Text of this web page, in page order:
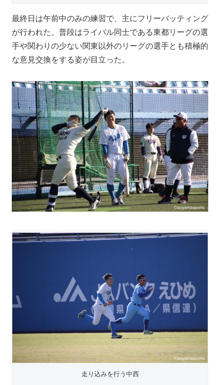
最終日は午前中のみの練習で、主にフリーバッティング
が行われた。普段はライバル同士である東都リーグの選
手や関わりの少ない関東以外のリーグの選手とも積極的
な意見交換をする姿が目立った。
走り込みを行う中西